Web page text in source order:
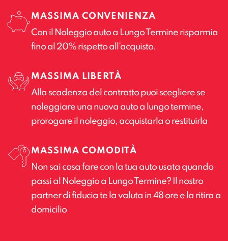
MASSIMA CONVENIENZA
Con il Noleggio auto a Lungo Termine risparmia
fino al 20% rispetto all’acquisto.
MASSIMA LIBERTÀ
Alla scadenza del contratto puoi scegliere se
noleggiare una nuova auto a lungo termine,
prorogare il noleggio, acquistarla o restituirla
MASSIMA COMODITÀ
Non sai cosa fare con la tua auto usata quando
passi al Noleggio a Lungo Termine? Il nostro
partner di fiducia te la valuta in 48 ore e la ritira a
domicilio